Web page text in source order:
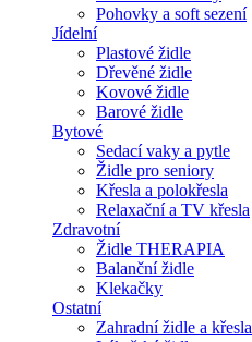
Pohovky a soft sezení
Jídelní
Plastové židle
Dřevěné židle
Kovové židle
Barové židle
Bytové
Sedací vaky a pytle
Židle pro seniory
Křesla a polokřesla
Relaxační a TV křesla
Zdravotní
Židle THERAPIA
Balanční židle
Klekačky
Ostatní
Zahradní židle a křesla